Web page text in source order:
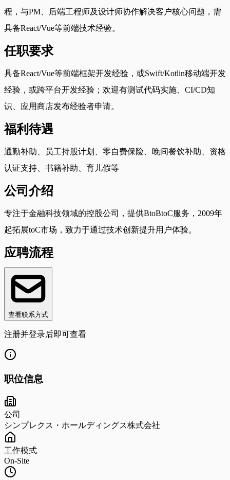
程，与PM、后端工程师及设计师协作解决客户核心问题，需
具备React/Vue等前端技术经验。
任职要求
具备React/Vue等前端框架开发经验，或Swift/Kotlin移动端开发
经验，或跨平台开发经验；欢迎有测试代码实施、CI/CD知
识、应用商店发布经验者申请。
福利待遇
通勤补助、员工持股计划、零自费保险、晚间餐饮补助、资格
认证支持、书籍补助、育儿假等
公司介绍
专注于金融科技领域的控股公司，提供BtoBtoC服务，2009年
起拓展toC市场，致力于通过技术创新提升用户体验。
应聘流程
查看联系方式
注册并登录后即可查看
职位信息
公司
シンプレクス・ホールディングス株式会社
工作模式
On-Site